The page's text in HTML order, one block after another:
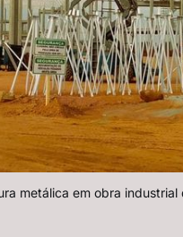
metálica em obra